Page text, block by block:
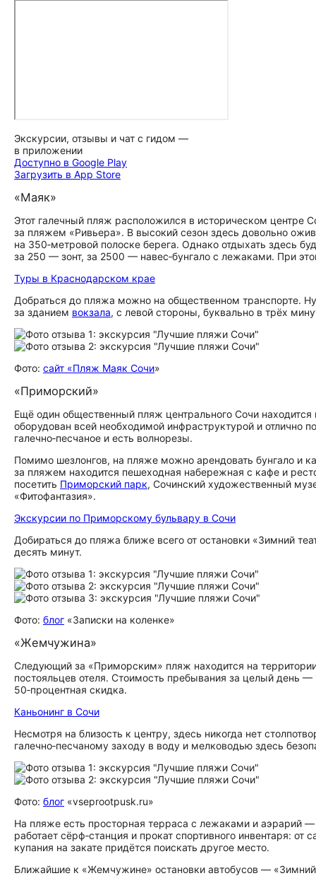
Экскурсии, отзывы и чат с гидом —
в приложении
Доступно в Google Play
Загрузить в App Store
«Маяк»
Этот галечный пляж расположился в историческом центре
за пляжем «Ривьера». В высокий сезон здесь довольно
на 350‑метровой полоске берега. Однако отдыхать здесь
за 250 — зонт, за 2500 — навес‑бунгало с лежаками. При
Туры в Краснодарском крае
Добраться до пляжа можно на общественном транспорте.
за зданием вокзала, с левой стороны, буквально в трёх
Фото: сайт «Пляж Маяк Сочи»
«Приморский»
Ещё один общественный пляж центрального Сочи
оборудован всей необходимой инфраструктурой и отлично
галечно‑песчаное и есть волнорезы.
Помимо шезлонгов, на пляже можно арендовать бунгало и
за пляжем находится пешеходная набережная с кафе и
посетить Приморский парк, Сочинский художественный
«Фитофантазия».
Экскурсии по Приморскому бульвару в Сочи
Добираться до пляжа ближе всего от остановки «Зимний
десять минут.
Фото: блог «Записки на коленке»
«Жемчужина»
Следующий за «Приморским» пляж находится на
постояльцев отеля. Стоимость пребывания за целый день
50‑процентная скидка.
Каньонинг в Сочи
Несмотря на близость к центру, здесь никогда нет
галечно‑песчаному заходу в воду и мелководью здесь
Фото: блог «vseprootpusk.ru»
На пляже есть просторная терраса с лежаками и аэрарий
работает сёрф‑станция и прокат спортивного инвентаря:
купания на закате придётся поискать другое место.
Ближайшие к «Жемчужине» остановки автобусов —